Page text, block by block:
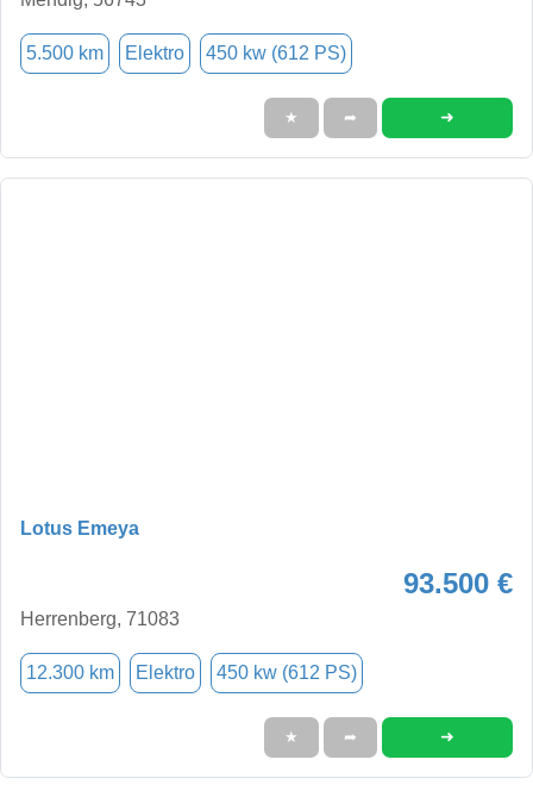
5.500 km Elektro 450 kw (612 PS)
★ ➦ ➜
Lotus Emeya
93.500 €
Herrenberg, 71083
12.300 km Elektro 450 kw (612 PS)
★ ➦ ➜